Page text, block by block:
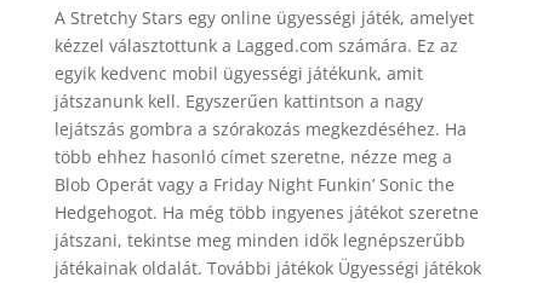
A Stretchy Stars egy online ügyességi játék, amelyet
kézzel választottunk a Lagged.com számára. Ez az
egyik kedvenc mobil ügyességi játékunk, amit
játszanunk kell. Egyszerűen kattintson a nagy
lejátszás gombra a szórakozás megkezdéséhez. Ha
több ehhez hasonló címet szeretne, nézze meg a
Blob Operát vagy a Friday Night Funkin’ Sonic the
Hedgehogot. Ha még több ingyenes játékot szeretne
játszani, tekintse meg minden idők legnépszerűbb
játékainak oldalát. További játékok Ügyességi játékok